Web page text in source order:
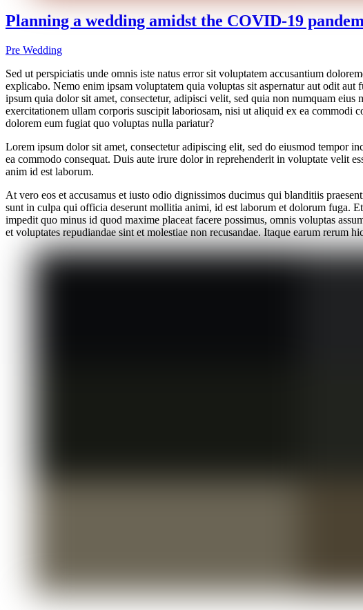
Planning a wedding amidst the COVID-19
Pre Wedding
Sed ut perspiciatis unde omnis iste natus error sit voluptatem accusantium
explicabo. Nemo enim ipsam voluptatem quia voluptas sit aspernatur aut odit
ipsum quia dolor sit amet, consectetur, adipisci velit, sed quia non numquam
exercitationem ullam corporis suscipit laboriosam, nisi ut aliquid ex ea commodi
dolorem eum fugiat quo voluptas nulla pariatur?
Lorem ipsum dolor sit amet, consectetur adipiscing elit, sed do eiusmod tempor
ea commodo consequat. Duis aute irure dolor in reprehenderit in voluptate velit
anim id est laborum.
At vero eos et accusamus et iusto odio dignissimos ducimus qui blanditiis
sunt in culpa qui officia deserunt mollitia animi, id est laborum et dolorum fuga.
impedit quo minus id quod maxime placeat facere possimus, omnis voluptas
et voluptates repudiandae sint et molestiae non recusandae. Itaque earum rerum